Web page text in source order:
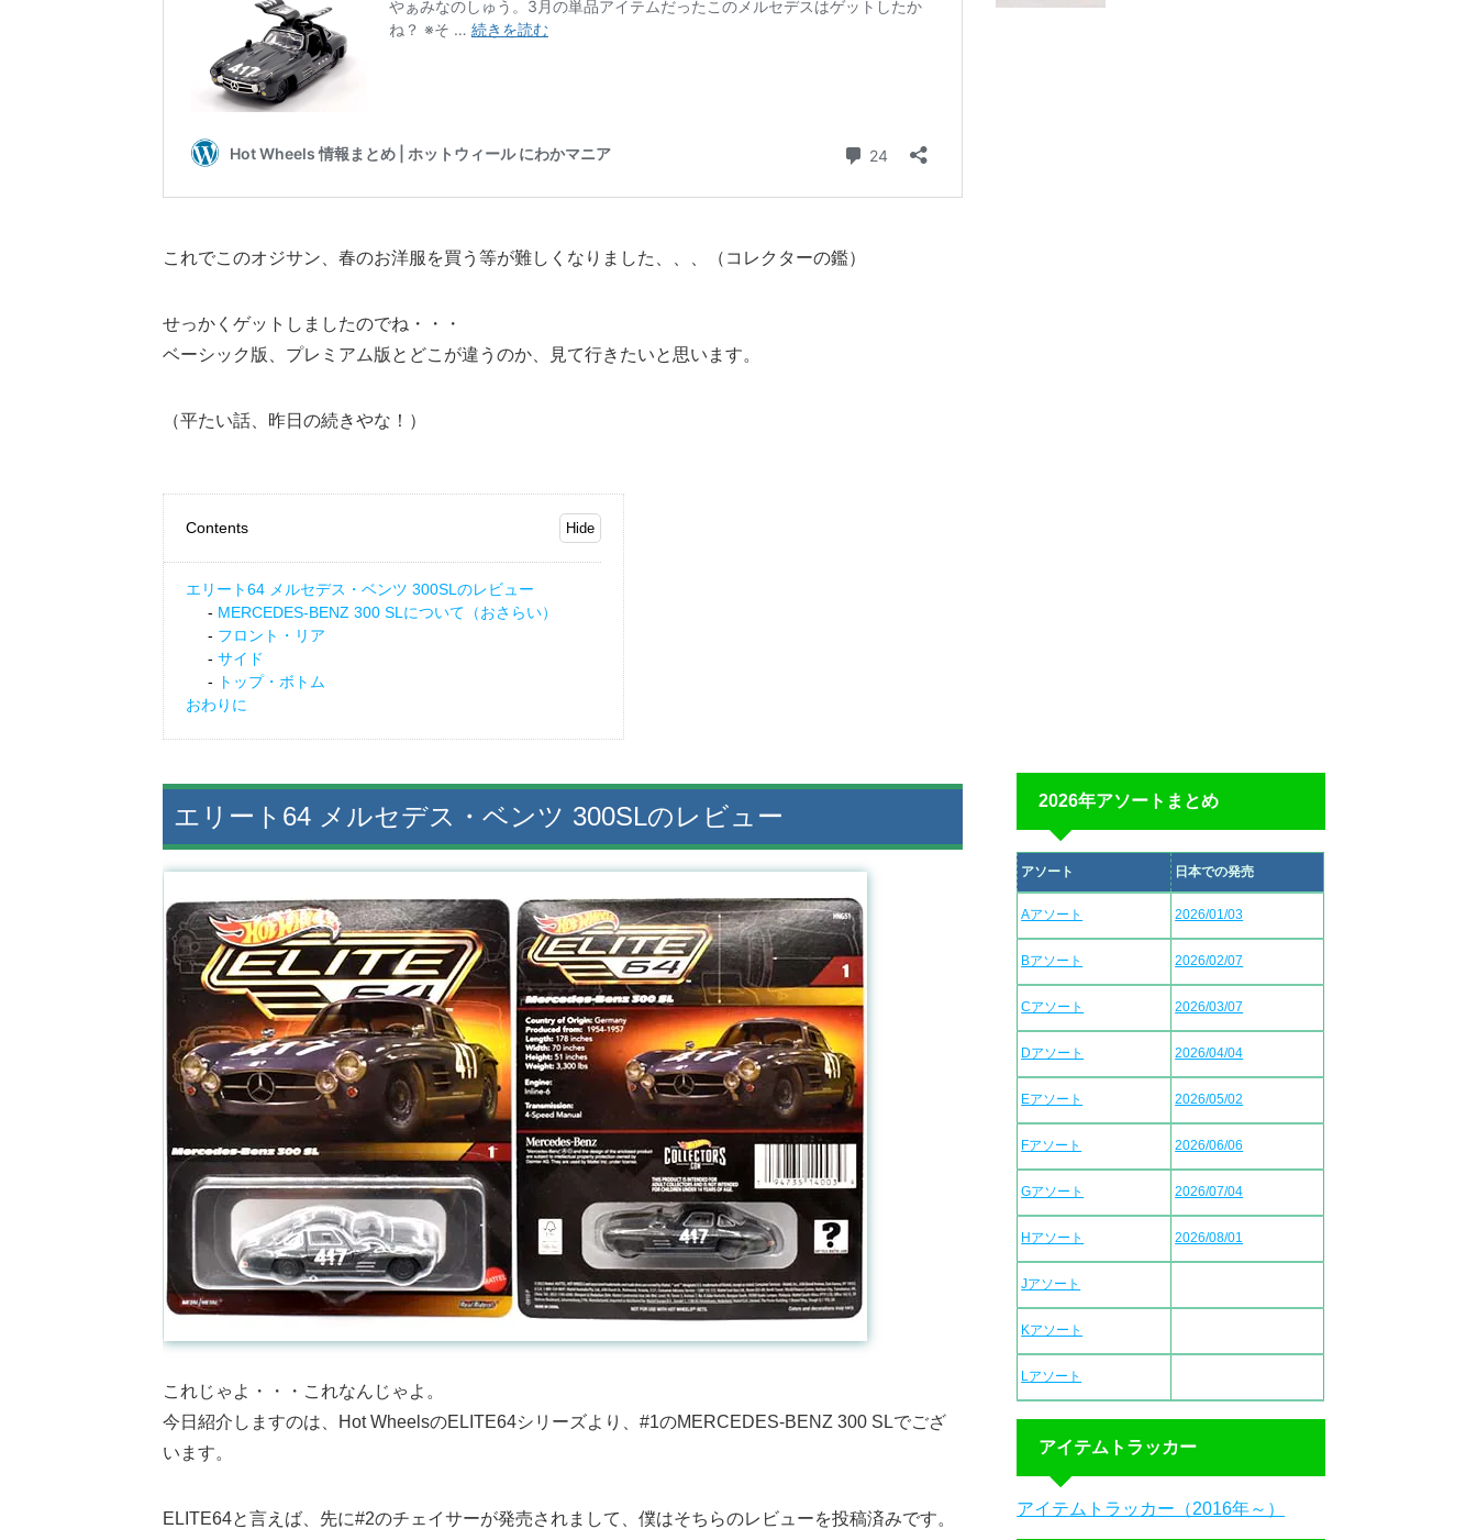
これでこのオジサン、春のお洋服を買う等が難しくなりました、、、（コレクターの鑑）
せっかくゲットしましたのでね・・・
ベーシック版、プレミアム版とどこが違うのか、見て行きたいと思います。
（平たい話、昨日の続きやな！）
Contents
エリート64 メルセデス・ベンツ 300SLのレビュー
MERCEDES-BENZ 300 SLについて（おさらい）
フロント・リア
サイド
トップ・ボトム
おわりに
エリート64 メルセデス・ベンツ 300SLのレビュー
これじゃよ・・・これなんじゃよ。
今日紹介しますのは、Hot WheelsのELITE64シリーズより、#1のMERCEDES-BENZ 300 SLでござ
います。
ELITE64と言えば、先に#2のチェイサーが発売されまして、僕はそちらのレビューを投稿済みです。
2026年アソートまとめ
アソート 日本での発売
Aアソート 2026/01/03
Bアソート 2026/02/07
Cアソート 2026/03/07
Dアソート 2026/04/04
Eアソート 2026/05/02
Fアソート 2026/06/06
Gアソート 2026/07/04
Hアソート 2026/08/01
Jアソート
Kアソート
Lアソート
アイテムトラッカー
アイテムトラッカー（2016年～）